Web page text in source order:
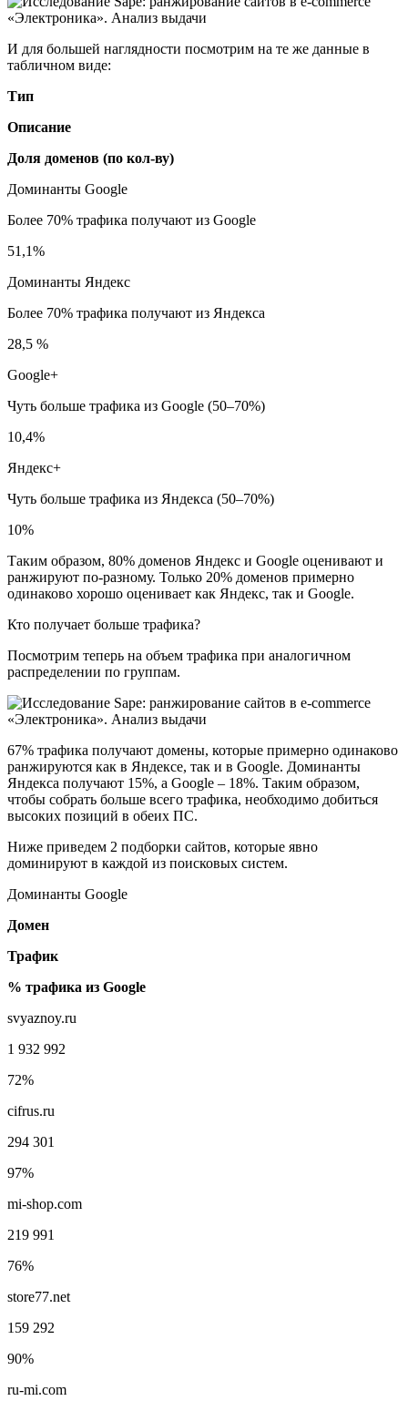
И для большей наглядности посмотрим на те же данные в
табличном виде:
Тип
Описание
Доля доменов (по кол-ву)
Доминанты Google
Более 70% трафика получают из Google
51,1%
Доминанты Яндекс
Более 70% трафика получают из Яндекса
28,5 %
Google+
Чуть больше трафика из Google (50–70%)
10,4%
Яндекс+
Чуть больше трафика из Яндекса (50–70%)
10%
Таким образом, 80% доменов Яндекс и Google оценивают и
ранжируют по-разному. Только 20% доменов примерно
одинаково хорошо оценивает как Яндекс, так и Google.
Кто получает больше трафика?
Посмотрим теперь на объем трафика при аналогичном
распределении по группам.
67% трафика получают домены, которые примерно одинаково
ранжируются как в Яндексе, так и в Google. Доминанты
Яндекса получают 15%, а Google – 18%. Таким образом,
чтобы собрать больше всего трафика, необходимо добиться
высоких позиций в обеих ПС.
Ниже приведем 2 подборки сайтов, которые явно
доминируют в каждой из поисковых систем.
Доминанты Google
Домен
Трафик
% трафика из Google
svyaznoy.ru
1 932 992
72%
cifrus.ru
294 301
97%
mi-shop.com
219 991
76%
store77.net
159 292
90%
ru-mi.com